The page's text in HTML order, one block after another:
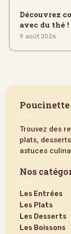
Découvrez
avec du thé !
9 août 2026
Poucinette
Trouvez des
plats,
astuces
Nos
Les Entrées
Les Plats
Les Desserts
Les Boissons